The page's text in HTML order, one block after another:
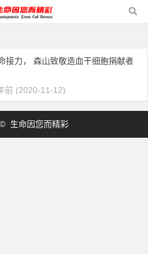
接力， 森山致敬造血干细胞捐献者
前 (2020-11-12)
生命因您而精彩